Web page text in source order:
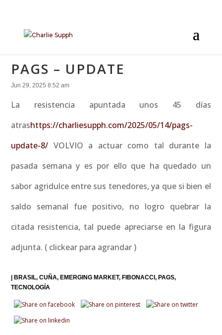
PAGS – UPDATE
Jun 29, 2025 8:52 am
La resistencia apuntada unos 45 días
atrashttps://charliesupph.com/2025/05/14/pags-
update-8/ VOLVIO a actuar como tal durante la
pasada semana y es por ello que ha quedado un
sabor agridulce entre sus tenedores, ya que si bien el
saldo semanal fue positivo, no logro quebrar la
citada resistencia, tal puede apreciarse en la figura
adjunta. ( clickear para agrandar )
BRASIL CUÑA EMERGING MARKET FIBONACCI PAGS
TECNOLOGÍA